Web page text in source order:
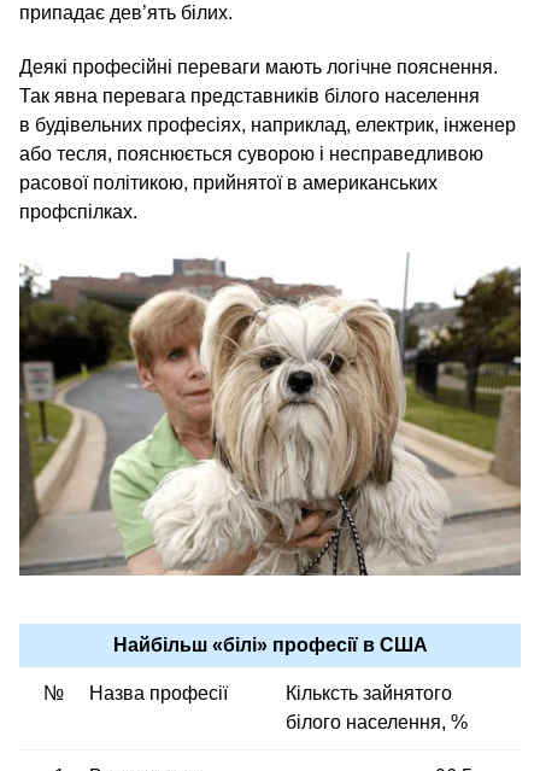
припадає дев’ять білих.
Деякі професійні переваги мають логічне пояснення.
Так явна перевага представників білого населення
в будівельних професіях, наприклад, електрик, інженер
або тесля, пояснюється суворою і несправедливою
расової політикою, прийнятої в американських
профспілках.
Найбільш «білі» професії в США
№ Назва професії
Кільксть зайнятого
білого населення, %